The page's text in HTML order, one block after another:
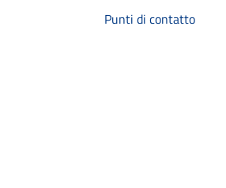
Punti di contatto